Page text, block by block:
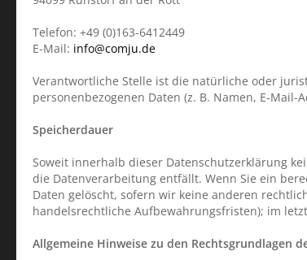
Telefon: +49 (0)163-6412449
E-Mail: info@comju.de
Verantwortliche Stelle ist die natürliche oder
personenbezogenen Daten (z. B. Namen, E-Mail-
Speicherdauer
Soweit innerhalb dieser Datenschutzerklärung
die Datenverarbeitung entfällt. Wenn Sie ein
Daten gelöscht, sofern wir keine anderen
handelsrechtliche Aufbewahrungsfristen); im
Allgemeine Hinweise zu den Rechtsgrundlagen